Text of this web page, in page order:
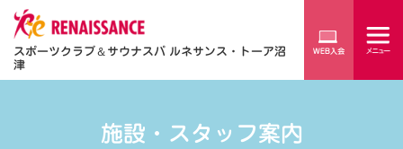
スポーツクラブ＆サウナスパ ルネサンス・トーア沼
津
施設・スタッフ案内